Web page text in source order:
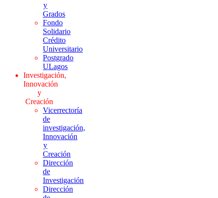
y
Grados
Fondo
Solidario
Crédito
Universitario
Postgrado
ULagos
Investigación,
Innovación
y
Creación
Vicerrectoría
de
investigación,
Innovación
y
Creación
Dirección
de
Investigación
Dirección